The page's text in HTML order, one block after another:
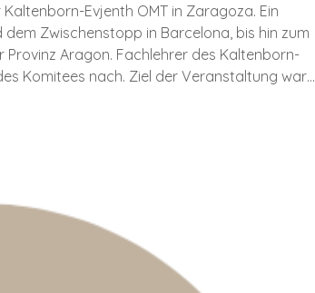
Evjenth OMT in Zaragoza. Ein
Zwischenstopp in Barcelona, bis hin zum
Aragon. Fachlehrer des Kaltenborn-
Komitees nach. Ziel der Veranstaltung war…